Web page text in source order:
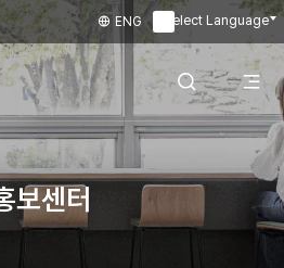
Select Language
ENG
전
보센터